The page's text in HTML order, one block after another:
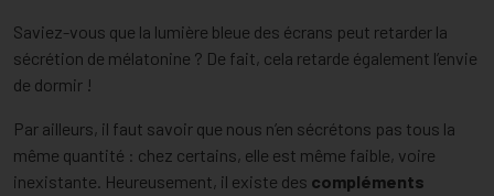
Saviez-vous que la lumière bleue des écrans peut retarder la
sécrétion de mélatonine ? De fait, cela retarde également l’envie
de dormir !
Par ailleurs, il faut savoir que nous n’en sécrétons pas tous la
même quantité : chez certains, elle est même faible, voire
inexistante. Heureusement, il existe des compléments